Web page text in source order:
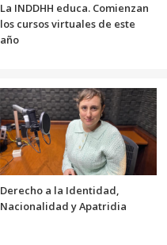
La INDDHH educa. Comienzan
los cursos virtuales de este
año
Derecho a la Identidad,
Nacionalidad y Apatridia